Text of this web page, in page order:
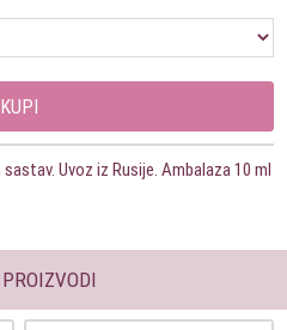
KUPI
Uvoz iz Rusije. Ambalaza 10 ml